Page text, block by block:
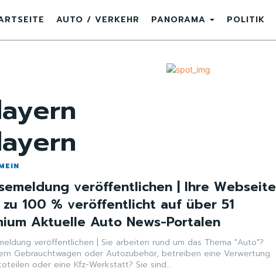
AUTO / VERKEHR PANORAMA POLITIK
veröffentlichen | Ihre Webseite
100 % veröffentlicht auf über 51
Aktuelle Auto News-Portalen
veröffentlichen | Sie arbeiten rund um das Thema "Auto"?
Gebrauchtwagen oder Autozubehör, betreiben eine Verwertung
oder eine Kfz-Werkstatt? Sie sind...